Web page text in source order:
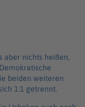
aber nichts heißen,
beiden weiteren
1:1 getrennt.